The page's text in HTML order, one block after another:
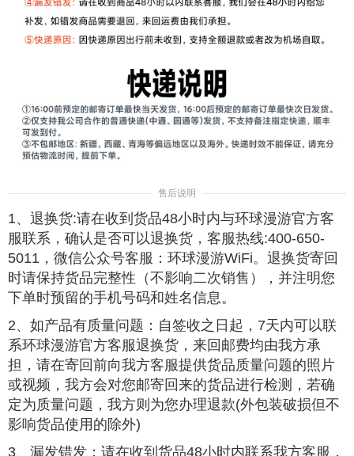
售后说明
1、退换货:请在收到货品48小时内与环球漫游官方客
服联系，确认是否可以退换货，客服热线:400-650-
5011，微信公众号客服：环球漫游WiFi。退换货寄回
时请保持货品完整性（不影响二次销售），并注明您
下单时预留的手机号码和姓名信息。
2、如产品有质量问题：自签收之日起，7天内可以联
系环球漫游官方客服退换货，来回邮费均由我方承
担，请在寄回前向我方客服提供货品质量问题的照片
或视频，我方会对您邮寄回来的货品进行检测，若确
定为质量问题，我方则为您办理退款(外包装破损但不
影响货品使用的除外)
3、漏发错发：请在收到货品48小时内联系我方客服，